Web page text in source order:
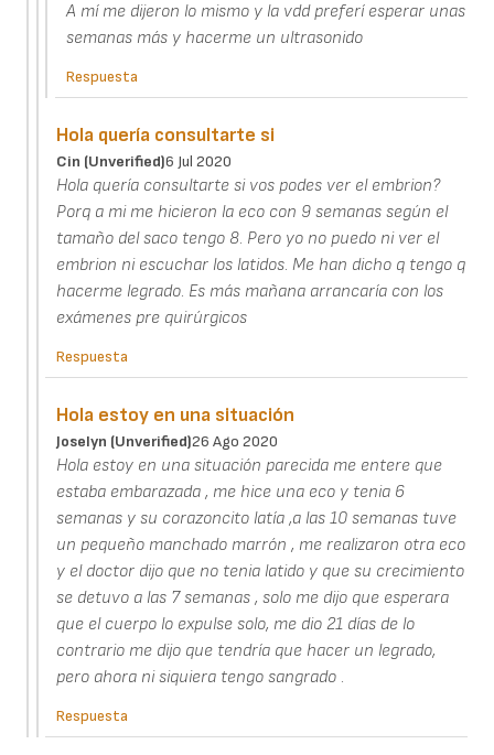
A mí me dijeron lo mismo y la vdd preferí esperar unas
semanas más y hacerme un ultrasonido
Respuesta
Hola quería consultarte si
Cin (unverified)6 Jul 2020
Hola quería consultarte si vos podes ver el embrion?
Porq a mi me hicieron la eco con 9 semanas según el
tamaño del saco tengo 8. Pero yo no puedo ni ver el
embrion ni escuchar los latidos. Me han dicho q tengo q
hacerme legrado. Es más mañana arrancaría con los
exámenes pre quirúrgicos
Respuesta
Hola estoy en una situación
Joselyn (unverified)26 Ago 2020
Hola estoy en una situación parecida me entere que
estaba embarazada , me hice una eco y tenia 6
semanas y su corazoncito latía ,a las 10 semanas tuve
un pequeño manchado marrón , me realizaron otra eco
y el doctor dijo que no tenia latido y que su crecimiento
se detuvo a las 7 semanas , solo me dijo que esperara
que el cuerpo lo expulse solo, me dio 21 días de lo
contrario me dijo que tendría que hacer un legrado,
pero ahora ni siquiera tengo sangrado .
Respuesta